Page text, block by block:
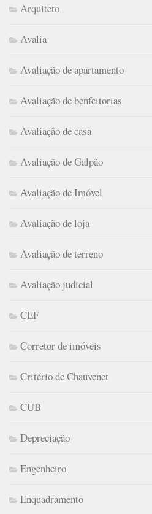
Arquiteto
Avalia
Avaliação de apartamento
Avaliação de benfeitorias
Avaliação de casa
Avaliação de Galpão
Avaliação de Imóvel
Avaliação de loja
Avaliação de terreno
Avaliação judicial
CEF
Corretor de imóveis
Critério de Chauvenet
CUB
Depreciação
Engenheiro
Enquadramento